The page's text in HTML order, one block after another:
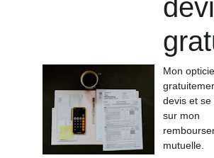
Mon
devis et
sur mon
mutuelle.